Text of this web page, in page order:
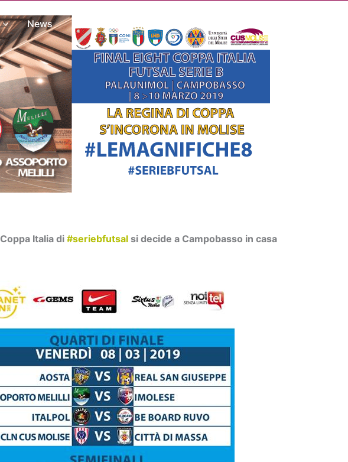
News Media
Coppa Italia di #seriebfutsal si decide a Campobasso in casa